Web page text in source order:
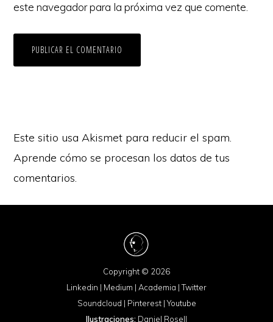
este navegador para la próxima vez que comente.
Este sitio usa Akismet para reducir el spam.
Aprende cómo se procesan los datos de tus
comentarios.
Copyright © 2026
Linkedin | Medium | Academia |Twitter
Soundcloud | Pinterest|Youtube
Ilustraciones: Daniel Rosell